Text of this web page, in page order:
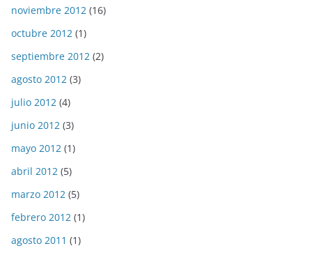
noviembre 2012 (16)
octubre 2012 (1)
septiembre 2012 (2)
agosto 2012 (3)
julio 2012 (4)
junio 2012 (3)
mayo 2012 (1)
abril 2012 (5)
marzo 2012 (5)
febrero 2012 (1)
agosto 2011 (1)